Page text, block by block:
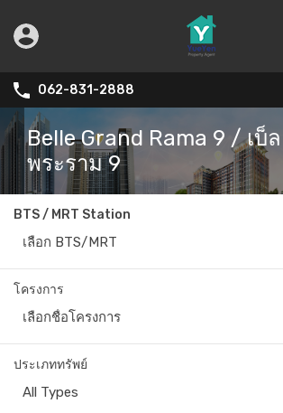
062-831-2888
Belle Grand Rama 9 / เบ็
พระราม 9
BTS / MRT Station
เลือก BTS/MRT
โครงการ
เลือกชื่อโครงการ
ประเภททรัพย์
All Types